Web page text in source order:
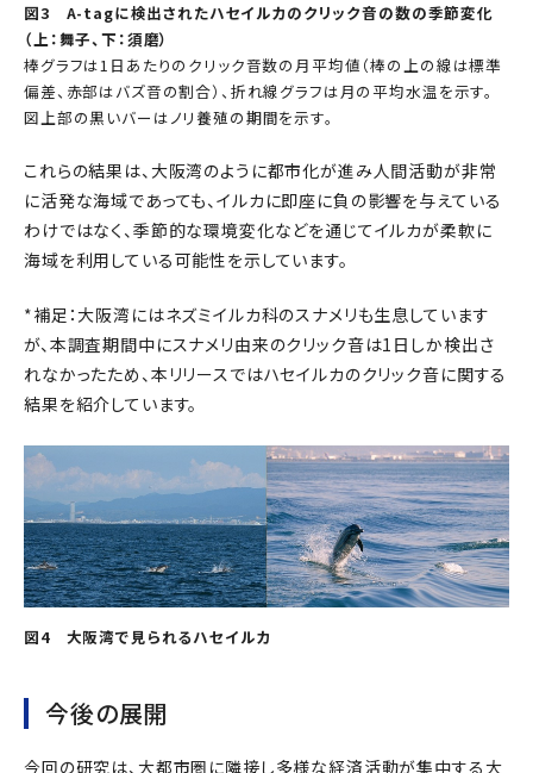
図3 A-tagに検出されたハセイルカのクリック音の数の季節変化
（上：舞子、下：須磨）
棒グラフは1日あたりのクリック音数の月平均値（棒の上の線は標準
偏差、赤部はバズ音の割合）、折れ線グラフは月の平均水温を示す。
図上部の黒いバーはノリ養殖の期間を示す。
これらの結果は、大阪湾のように都市化が進み人間活動が非常
に活発な海域であっても、イルカに即座に負の影響を与えている
わけではなく、季節的な環境変化などを通じてイルカが柔軟に
海域を利用している可能性を示しています。
*補足：大阪湾にはネズミイルカ科のスナメリも生息しています
が、本調査期間中にスナメリ由来のクリック音は1日しか検出さ
れなかったため、本リリースではハセイルカのクリック音に関する
結果を紹介しています。
図4 大阪湾で見られるハセイルカ
今後の展開
今回の研究は、大都市圏に隣接し多様な経済活動が集中する大